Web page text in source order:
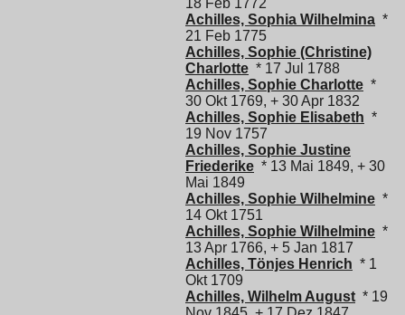
18 Feb 1772
Achilles, Sophia Wilhelmina *
21 Feb 1775
Achilles, Sophie (Christine)
Charlotte * 17 Jul 1788
Achilles, Sophie Charlotte *
30 Okt 1769, + 30 Apr 1832
Achilles, Sophie Elisabeth *
19 Nov 1757
Achilles, Sophie Justine
Friederike * 13 Mai 1849, + 30
Mai 1849
Achilles, Sophie Wilhelmine *
14 Okt 1751
Achilles, Sophie Wilhelmine *
13 Apr 1766, + 5 Jan 1817
Achilles, Tönjes Henrich * 1
Okt 1709
Achilles, Wilhelm August * 19